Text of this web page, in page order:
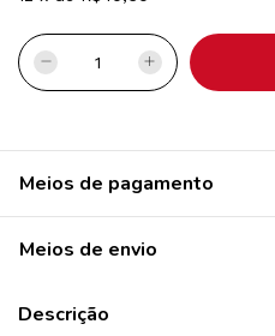
Meios de pagamento
Meios de envio
Descrição